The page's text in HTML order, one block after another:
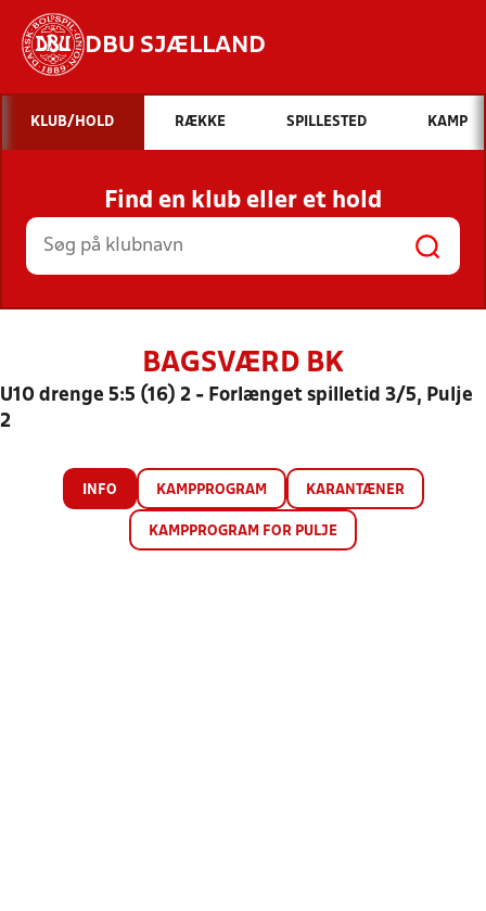
DBU SJÆLLAND
Hvad vil du søge efter?
INDHOLD OG NYHEDER
STILLINGER, RESULTATER, KLUBBER OG
HOLD
KLUB/HOLD RÆKKE SPILLESTED KAMP
Find en klub eller et hold
BAGSVÆRD BK
U10 drenge 5:5 (16) 2 - Forlænget spilletid 3/5, Pulje
2
INFO KAMPPROGRAM KARANTÆNER
KAMPPROGRAM FOR PULJE